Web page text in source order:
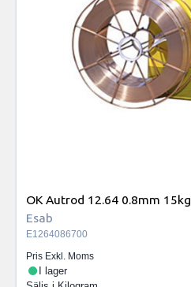
OK Autrod 12.64 0.8mm 15kg
Esab
E1264086700
Pris Exkl. Moms
I lager